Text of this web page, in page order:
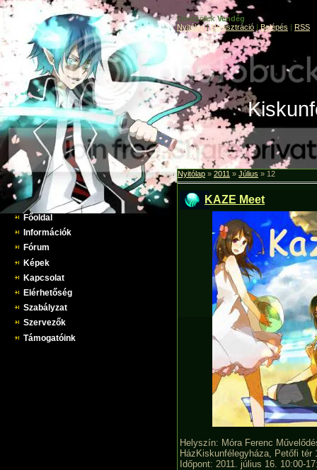
Főoldal
Információk
Fórum
Képek
Kapcsolat
Elérhetőség
Szabályzat
Szervezők
Támogatóink
Üdvözöllek Vendég
Nyitólap|Regisztráció |Belépés | RSS
Nyitólap » 2011 » Július » 12
KAZE Meet
Helyszín: Móra Ferenc
HázKiskunfélegyháza, Petőfi tér
Időpont: 2011. július 16. 10:00-